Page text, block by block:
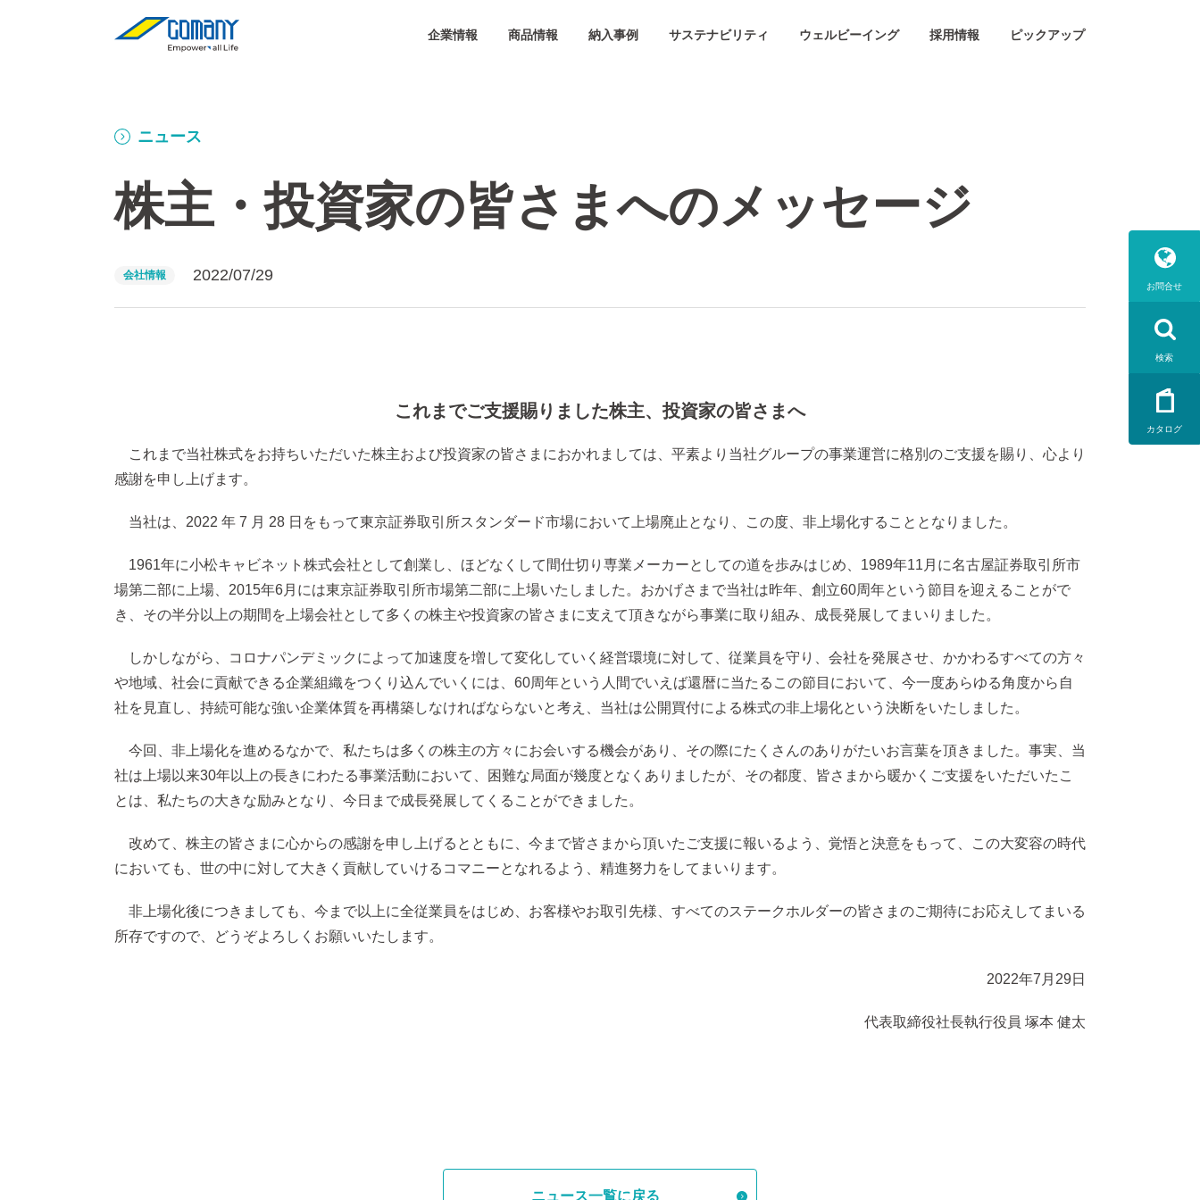
企業情報 商品情報 納入事例 サステナビリティ ウェルビーイング 採用情報 ピックアップ
お問合せ
検索
カタログ
ニュース
株主・投資家の皆さまへのメッセージ
会社情報 2022/07/29
これまでご支援賜りました株主、投資家の皆さまへ
これまで当社株式をお持ちいただいた株主および投資家の皆さまにおかれましては、平素より当社グループの事業運営に格別のご支援を賜り、心より
感謝を申し上げます。
当社は、2022 年 7 月 28 日をもって東京証券取引所スタンダード市場において上場廃止となり、この度、非上場化することとなりました。
1961年に小松キャビネット株式会社として創業し、ほどなくして間仕切り専業メーカーとしての道を歩みはじめ、1989年11月に名古屋証券取引所市
場第二部に上場、2015年6月には東京証券取引所市場第二部に上場いたしました。おかげさまで当社は昨年、創立60周年という節目を迎えることがで
き、その半分以上の期間を上場会社として多くの株主や投資家の皆さまに支えて頂きながら事業に取り組み、成長発展してまいりました。
しかしながら、コロナパンデミックによって加速度を増して変化していく経営環境に対して、従業員を守り、会社を発展させ、かかわるすべての方々
や地域、社会に貢献できる企業組織をつくり込んでいくには、60周年という人間でいえば還暦に当たるこの節目において、今一度あらゆる角度から自
社を見直し、持続可能な強い企業体質を再構築しなければならないと考え、当社は公開買付による株式の非上場化という決断をいたしました。
今回、非上場化を進めるなかで、私たちは多くの株主の方々にお会いする機会があり、その際にたくさんのありがたいお言葉を頂きました。事実、当
社は上場以来30年以上の長きにわたる事業活動において、困難な局面が幾度となくありましたが、その都度、皆さまから暖かくご支援をいただいたこ
とは、私たちの大きな励みとなり、今日まで成長発展してくることができました。
改めて、株主の皆さまに心からの感謝を申し上げるとともに、今まで皆さまから頂いたご支援に報いるよう、覚悟と決意をもって、この大変容の時代
においても、世の中に対して大きく貢献していけるコマニーとなれるよう、精進努力をしてまいります。
非上場化後につきましても、今まで以上に全従業員をはじめ、お客様やお取引先様、すべてのステークホルダーの皆さまのご期待にお応えしてまいる
所存ですので、どうぞよろしくお願いいたします。
2022年7月29日
代表取締役社長執行役員 塚本 健太
ニュース一覧に戻る